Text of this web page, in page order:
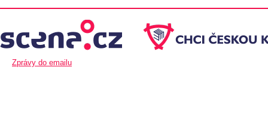
Zprávy do emailu